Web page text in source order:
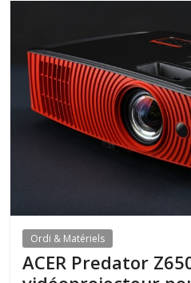
Ordi & Matériels
ACER Predator